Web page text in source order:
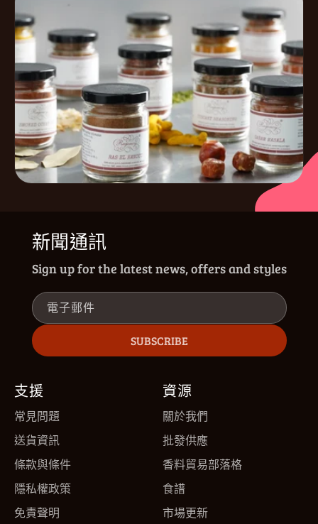
新聞通訊
Sign up for the latest news, offers and styles
電子郵件
SUBSCRIBE
支援
常見問題
送貨資訊
條款與條件
隱私權政策
免責聲明
資源
關於我們
批發供應
香料貿易部落格
食譜
市場更新